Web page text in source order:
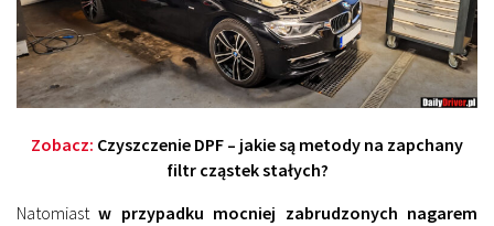
Zobacz: Czyszczenie DPF – jakie są metody na zapchany
filtr cząstek stałych?
Natomiastw przypadku mocniej zabrudzonych nagarem